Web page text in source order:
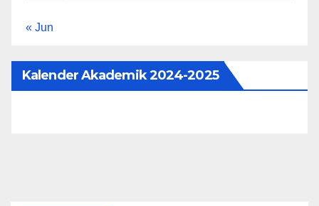
« Jun
Kalender Akademik 2024-2025